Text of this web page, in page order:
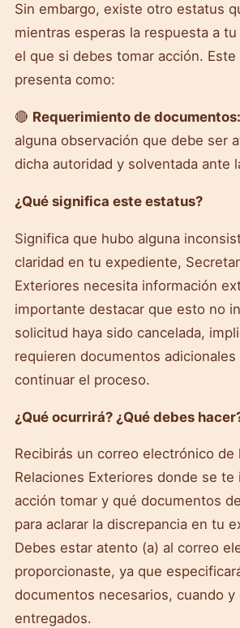
Sin embargo, existe otro estatus
mientras esperas la respuesta a
el que si debes tomar acción. Este
presenta como:
🔴 Requerimiento de documentos:
alguna observación que debe ser
dicha autoridad y solventada ante
¿Qué significa este estatus?
Significa que hubo alguna
claridad en tu expediente,
Exteriores necesita información
importante destacar que esto no
solicitud haya sido cancelada,
requieren documentos adicionales
continuar el proceso.
¿Qué ocurrirá? ¿Qué debes
Recibirás un correo electrónico de
Relaciones Exteriores donde se te
acción tomar y qué documentos
para aclarar la discrepancia en tu
Debes estar atento (a) al correo
proporcionaste, ya que
documentos necesarios, cuando
entregados.